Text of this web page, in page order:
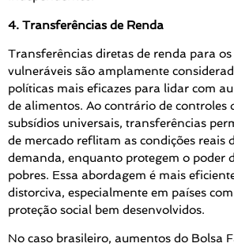
4. Transferências de Renda
Transferências diretas de renda para
vulneráveis são amplamente
políticas mais eficazes para lidar com
de alimentos. Ao contrário de controles
subsídios universais, transferências
de mercado reflitam as condições reais
demanda, enquanto protegem o poder
pobres. Essa abordagem é mais
distorciva, especialmente em países
proteção social bem desenvolvidos.
No caso brasileiro, aumentos do Bolsa